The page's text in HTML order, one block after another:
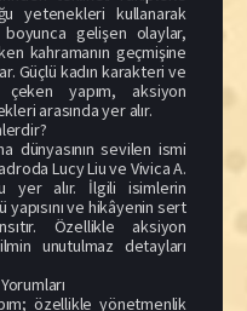
yetenekleri kullanarak
gelişen olaylar,
kahramanın geçmişine
Güçlü kadın karakteri ve
yapım, aksiyon
arasında yer alır.
dünyasının sevilen ismi
Lucy Liu ve Vivica A.
yer alır. İlgili isimlerin
ve hikâyenin sert
Özellikle aksiyon
unutulmaz detayları
özellikle yönetmenlik